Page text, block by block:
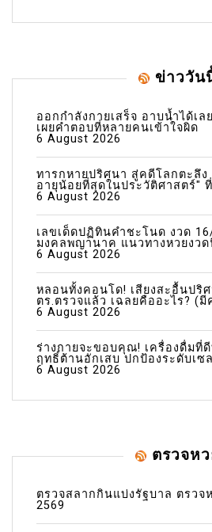
ข่าววัน
ออกกำลังกายเสร็จ อาบน้ำได้เ
เผยคำตอบที่หลายคนเข้าใจผิด
6 August 2026
ทารกหายปริศนา สู่คดีโลกตะลึง
อายุน้อยที่สุดในประวัติศาสตร์"
6 August 2026
เลขเด็ดปฏิทินคำชะโนด งวด
มงคลพญานาค แนวทางหวยงวด
6 August 2026
หลอนทั้งคอนโด! เสียงสะอื้นปริ
ตร.ตรวจแล้ว เฉลยคืออะไร? (มี
6 August 2026
ร่างกายจะขอบคุณ! เครื่องดื่มที่
ฤทธิ์ต้านอักเสบ ปกป้องระดับเซ
6 August 2026
ตรวจห
ตรวจสลากกินแบ่งรัฐบาล ตรวจ
2569